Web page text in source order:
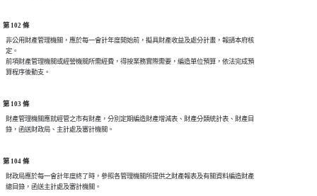
第 102 條
  非公用財產管理機關，應於每一會計年度開始前，擬具財產收益及處分計畫，報請本府核
  定。
  前項財產管理機關或經營機關所需經費，得按業務實際需要，編造單位預算，依法完成預
第 103 條
  財產管理機關應就經管之市有財產，分別定期編造財產增減表、財產分類統計表、財產目
第 104 條
  財政局應於每一會計年度終了時，參照各管理機關所提供之財產報表及有關資料編造財產